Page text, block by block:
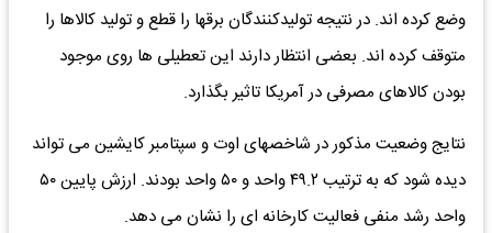
وضع کرده اند. در نتیجه تولیدکنندگان برقها را قطع و تولید کالاها را
متوقف کرده اند. بعضی انتظار دارند این تعطیلی ها روی موجود
بودن کالاهای مصرفی در آمریکا تاثیر بگذارد.
نتایج وضعیت مذکور در شاخصهای اوت و سپتامبر کایشین می تواند
دیده شود که به ترتیب ۴۹.۲ واحد و ۵۰ واحد بودند. ارزش پایین ۵۰
واحد رشد منفی فعالیت کارخانه ای را نشان می دهد.